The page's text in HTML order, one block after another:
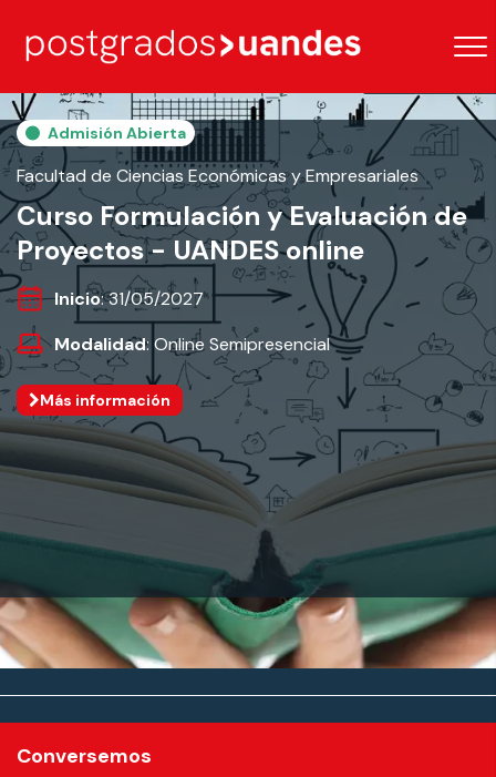
Admisión Abierta
Facultad de Ciencias Económicas y Empresariales
Curso Formulación y Evaluación de
Proyectos - UANDES online
Inicio: 31/05/2027
Modalidad: Online Semipresencial
Más información
Conversemos